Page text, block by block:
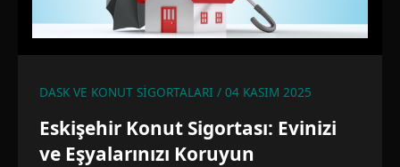
DASK VE KONUT SIGORTALARI / 04 KASIM 2025
Eskişehir Konut Sigortası: Evinizi
ve Eşyalarınızı Koruyun